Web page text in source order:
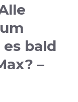
bald
–